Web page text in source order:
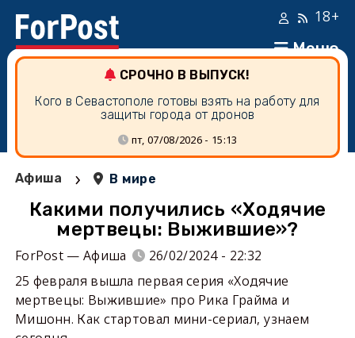
Меню
18+
СРОЧНО В ВЫПУСК!
Кого в Севастополе готовы взять на работу для
защиты города от дронов
пт, 07/08/2026 - 15:13
Афиша › В мире
Какими получились «Ходячие
мертвецы: Выжившие»?
ForPost — Афиша
26/02/2024 - 22:32
25 февраля вышла первая серия «Ходячие
мертвецы: Выжившие» про Рика Грайма и
Мишонн. Как стартовал мини-сериал, узнаем